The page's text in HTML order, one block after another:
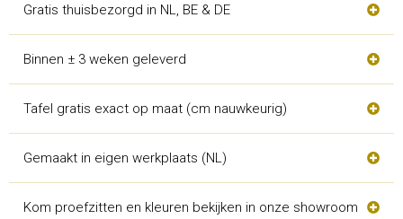
Gratis thuisbezorgd in NL, BE & DE
Binnen ± 3 weken geleverd
Tafel gratis exact op maat (cm nauwkeurig)
Gemaakt in eigen werkplaats (NL)
Kom proefzitten en kleuren bekijken in onze showroom